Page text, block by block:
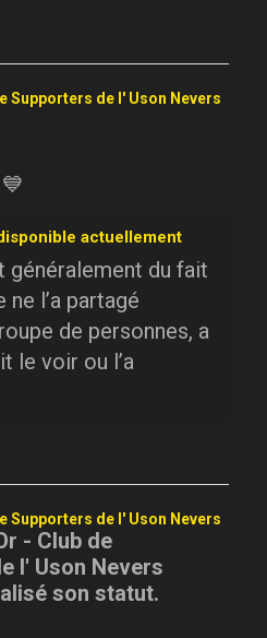
Supporters de l' Uson Nevers
actuellement
généralement du fait
l’a partagé
de personnes, a
le voir ou l’a
Supporters de l' Uson Nevers
- Club de
l' Uson Nevers
son statut.